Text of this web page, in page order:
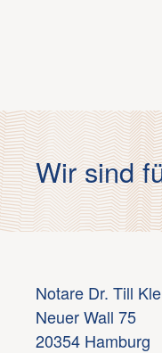
Wir sind
Notare Dr. Till
Neuer Wall 75
20354 Hamburg